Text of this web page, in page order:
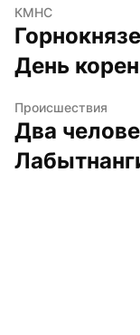
КМНС
День
Происшествия
Два